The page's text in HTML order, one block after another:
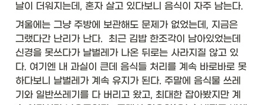
)}
&
\t
ex
t{
Bi
gI
nt
eg
날이 더워지는데, 혼자 살고 있다보니 음식이 자주 남는다.
겨울에는 그냥 주방에 보관해도 문제가 없었는데, 지금은
그랬다간 난리가 난다.  최근 김밥 한조각이 남아있었는데
신경을 못쓰다가 날벌레가 나온 뒤로는 사라지질 않고 있
다. 여기엔 내 과실이 큰데 음식들 처리를 계속 바로바로 못
하다보니 날벌레가 계속 유지가 된다. 주말에 음식물 쓰레
기와 일반쓰레기를 다 버리고 왔고, 최대한 잡아봤지만 계